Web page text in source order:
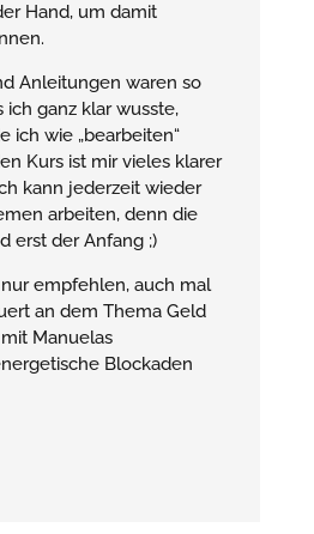
Hand, um damit
Anleitungen waren so
ich ganz klar wusste,
ich wie „bearbeiten“
Kurs ist mir vieles klarer
kann jederzeit wieder
arbeiten, denn die
erst der Anfang ;)
empfehlen, auch mal
an dem Thema Geld
Manuelas
Blockaden